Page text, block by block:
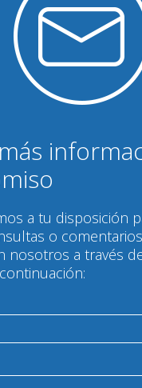
a tu disposición
o
nosotros a través